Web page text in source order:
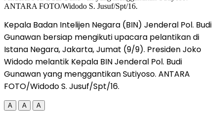
Kepala Badan Intelijen Negara (BIN) Jenderal Pol. Budi
Gunawan bersiap mengikuti upacara pelantikan di
Istana Negara, Jakarta, Jumat (9/9). Presiden Joko
Widodo melantik Kepala BIN Jenderal Pol. Budi
Gunawan yang menggantikan Sutiyoso. ANTARA
FOTO/Widodo S. Jusuf/Spt/16.
A A A